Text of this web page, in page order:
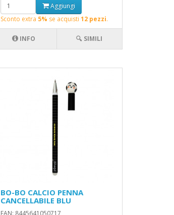
Aggiungi
Sconto extra 5% se acquisti12 pezzi.
INFO 🔍 SIMILI
BO-BO CALCIO PENNA
CANCELLABILE BLU
EAN: 8445641050717